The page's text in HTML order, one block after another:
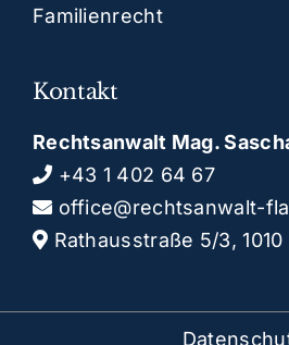
Familienrecht
Kontakt
Rechtsanwalt Mag.
+43 1 402 64 67
office@rechtsanwalt-
Rathausstraße 5/3, 1010